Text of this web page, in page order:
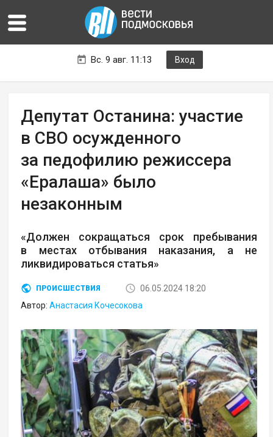
Вс. 9 авг. 11:13 Вход
Депутат Останина: участие
в СВО осужденного
за педофилию режиссера
«Ералаша» было
незаконным
«Должен сокращаться срок пребывания
в местах отбывания наказания, а не
ликвидироваться статья»
ПРОИСШЕСТВИЯ
06.05.2024 18:20
Автор:Анастасия Кочесокова